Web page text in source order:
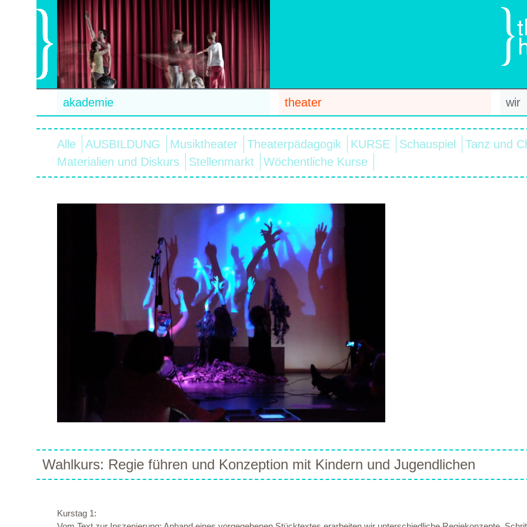
akademie theater wir
Alle AUSBILDUNG Musiktheater Theaterpädagogik KURSE Schauspiel
Tanz und
Materialien und Diskurs
Stellenmarkt Wöchentliche Kurse
Wahlkurs: Regie führen und Konzeption mit Kindern und Jugendlichen
Kurstag 1: